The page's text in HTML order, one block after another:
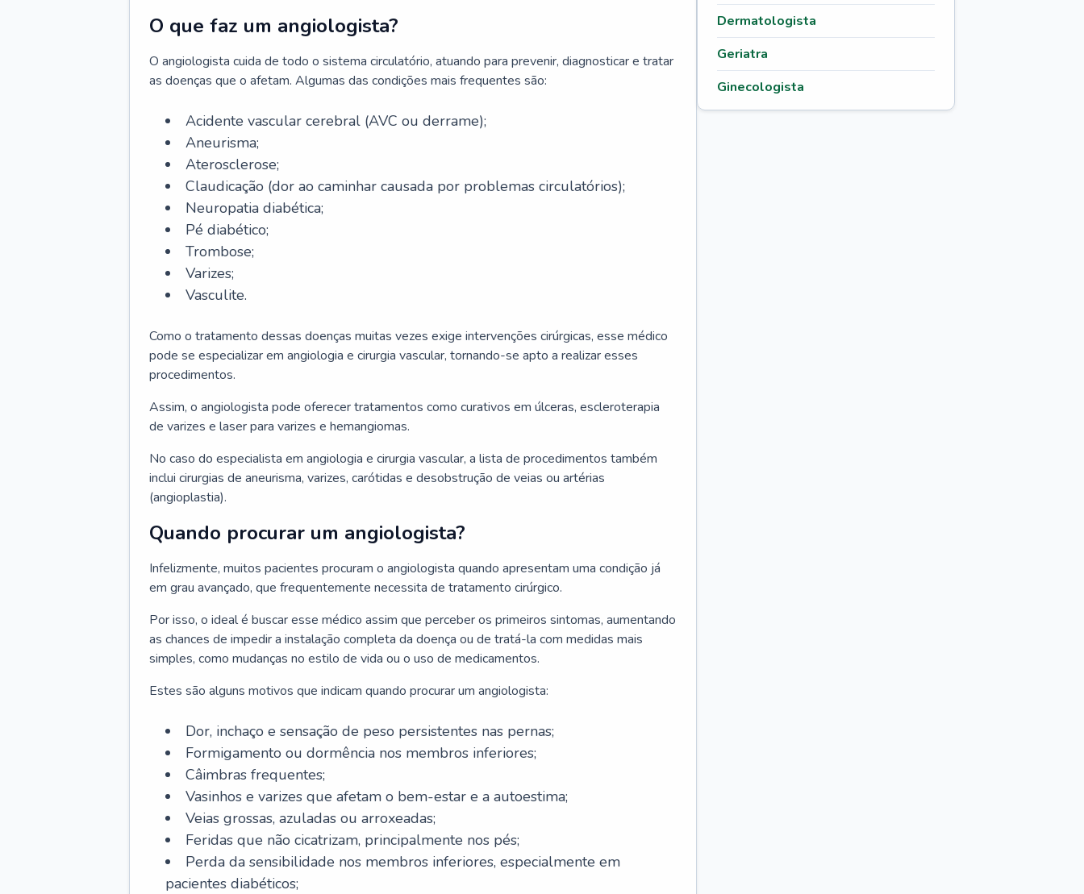
O que faz um angiologista?
O angiologista cuida de todo o sistema circulatório, atuando para prevenir, diagnosticar e tratar
as doenças que o afetam. Algumas das condições mais frequentes são:
Acidente vascular cerebral (AVC ou derrame);
Aneurisma;
Aterosclerose;
Claudicação (dor ao caminhar causada por problemas circulatórios);
Neuropatia diabética;
Pé diabético;
Trombose;
Varizes;
Vasculite.
Como o tratamento dessas doenças muitas vezes exige intervenções cirúrgicas, esse médico
pode se especializar em angiologia e cirurgia vascular, tornando-se apto a realizar esses
procedimentos.
Assim, o angiologista pode oferecer tratamentos como curativos em úlceras, escleroterapia
de varizes e laser para varizes e hemangiomas.
No caso do especialista em angiologia e cirurgia vascular, a lista de procedimentos também
inclui cirurgias de aneurisma, varizes, carótidas e desobstrução de veias ou artérias
(angioplastia).
Quando procurar um angiologista?
Infelizmente, muitos pacientes procuram o angiologista quando apresentam uma condição já
em grau avançado, que frequentemente necessita de tratamento cirúrgico.
Por isso, o ideal é buscar esse médico assim que perceber os primeiros sintomas, aumentando
as chances de impedir a instalação completa da doença ou de tratá-la com medidas mais
simples, como mudanças no estilo de vida ou o uso de medicamentos.
Estes são alguns motivos que indicam quando procurar um angiologista:
Dor, inchaço e sensação de peso persistentes nas pernas;
Formigamento ou dormência nos membros inferiores;
Câimbras frequentes;
Vasinhos e varizes que afetam o bem-estar e a autoestima;
Veias grossas, azuladas ou arroxeadas;
Feridas que não cicatrizam, principalmente nos pés;
Perda da sensibilidade nos membros inferiores, especialmente em
pacientes diabéticos;
Dermatologista
Geriatra
Ginecologista